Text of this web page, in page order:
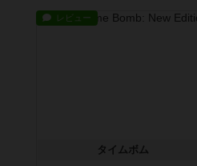
レビュー
タイムボム